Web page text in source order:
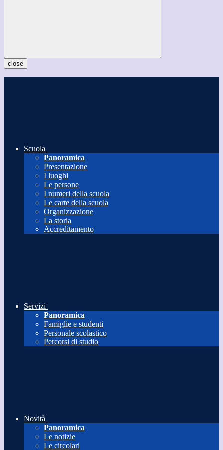
close
Scuola
Panoramica
Presentazione
I luoghi
Le persone
I numeri della scuola
Le carte della scuola
Organizzazione
La storia
Accreditamento
Servizi
Panoramica
Famiglie e studenti
Personale scolastico
Percorsi di studio
Novità
Panoramica
Le notizie
Le circolari